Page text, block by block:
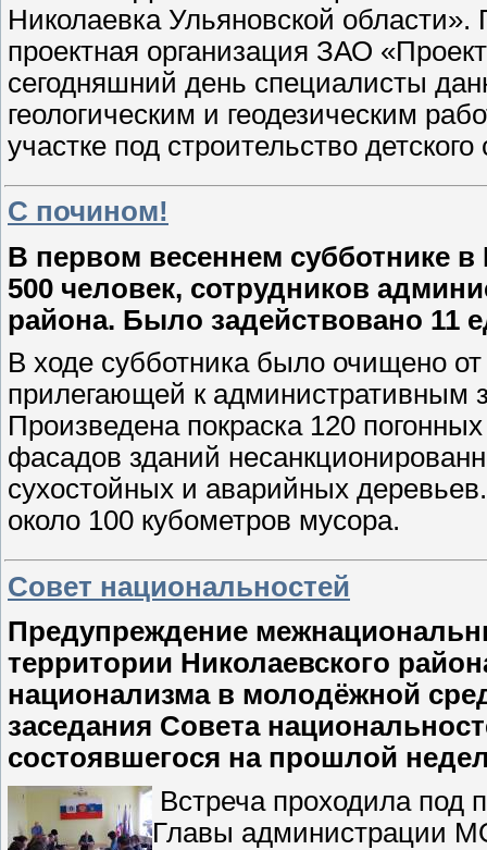
Николаевка Ульяновской
проектная организация ЗАО
сегодняшний день специалисты
геологическим и геодезическим
участке под строительство детского
С почином!
В первом весеннем субботнике
500 человек, сотрудников
района. Было задействовано 11
В ходе субботника было очищено
прилегающей к административным
Произведена покраска 120
фасадов зданий
сухостойных и аварийных
около 100 кубометров мусора.
Совет национальностей
Предупреждение
территории Николаевского
национализма в молодёжной
заседания Совета
состоявшегося на прошлой
Встреча проходила под
Главы администрации